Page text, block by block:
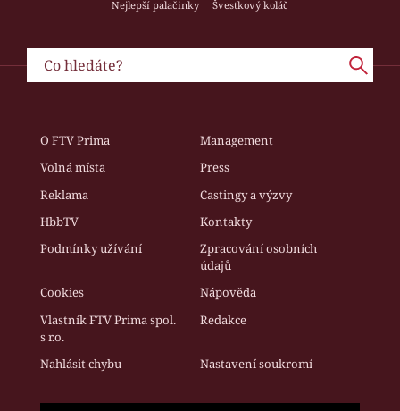
Nejlepší palačinky
Švestkový koláč
O FTV Prima
Management
Volná místa
Press
Reklama
Castingy a výzvy
HbbTV
Kontakty
Podmínky užívání
Zpracování osobních
údajů
Cookies
Nápověda
Vlastník FTV Prima spol.
s r.o.
Redakce
Nahlásit chybu Nastavení soukromí